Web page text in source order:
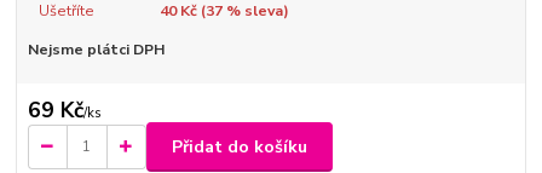
Ušetříte 40 Kč (37% sleva)
Nejsme plátci DPH
69 Kč/ks
Přidat do košíku